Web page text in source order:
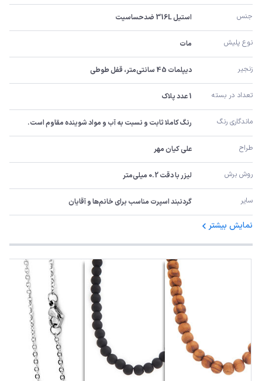
جنس استیل 316L ضدحساسیت
نوع پلیش مات
زنجیر دیپلمات 45 سانتی‌متر، قفل طوطی
تعداد در بسته 1 عدد پلاک
ماندگاری رنگ رنگ کاملا ثابت و نسبت به آب و مواد شوینده مقاوم است.
طراح علی کیان مهر
روش برش لیزر با دقت 0.2 میلی‌متر
سایر گردنبند اسپرت مناسب برای خانم‌ها و آقایان
نمایش بیشتر